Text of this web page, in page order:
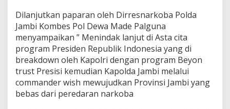
Dilanjutkan paparan oleh Dirresnarkoba Polda
Jambi Kombes Pol Dewa Made Palguna
menyampaikan ” Menindak lanjut di Asta cita
program Presiden Republik Indonesia yang di
breakdown oleh Kapolri dengan program Beyon
trust Presisi kemudian Kapolda Jambi melalui
commander wish mewujudkan Provinsi Jambi yang
bebas dari peredaran narkoba